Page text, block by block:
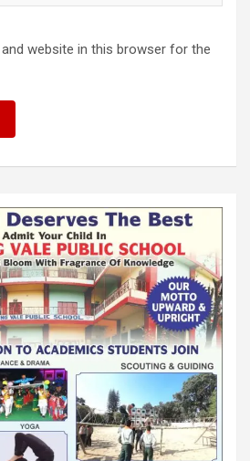
website in this browser for the